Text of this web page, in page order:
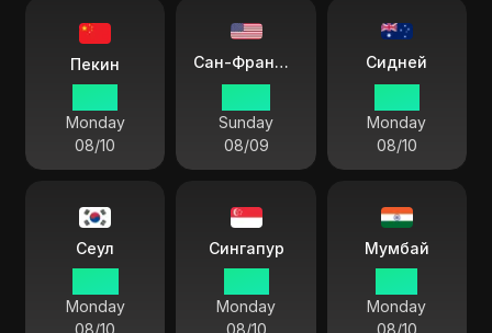
Пекин
Monday
08/10
Сан-Франциско
Sunday
08/09
Сидней
Monday
08/10
Сеул
Monday
08/10
Сингапур
Monday
08/10
Мумбай
Monday
08/10